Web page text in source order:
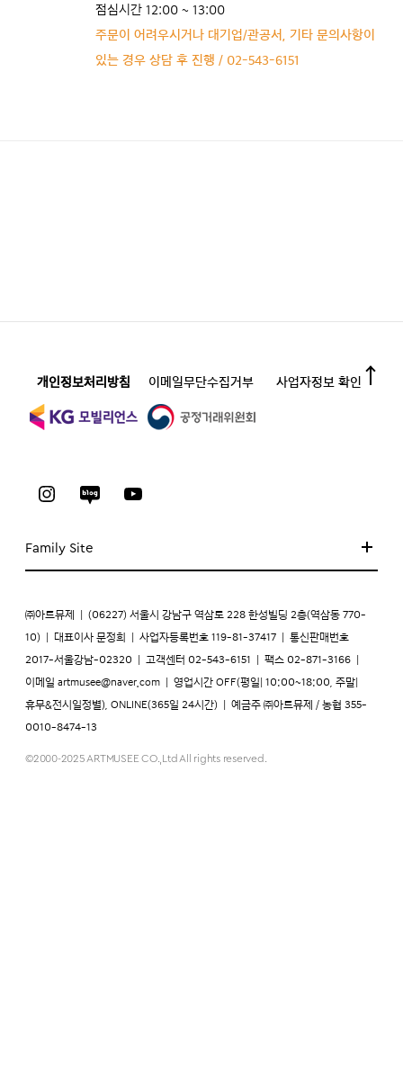
점심시간 12:00 ~ 13:00
주문이 어려우시거나 대기업/관공서, 기타 문의사항이
있는 경우 상담 후 진행 / 02-543-6151
Family Site
개인정보처리방침 이메일무단수집거부 사업자정보 확인
㈜아트뮤제 (06227) 서울시 강남구 역삼로 228 한성빌딩 2층(역삼동 770-
10) 대표이사 문정희 사업자등록번호 119-81-37417 통신판매번호
2017-서울강남-02320 고객센터 02-543-6151 팩스 02-871-3166
이메일 artmusee@naver.com 영업시간 OFF(평일| 10:00~18:00, 주말|
휴무&전시일정별), ONLINE(365일 24시간) 예금주 ㈜아트뮤제 / 농협 355-
0010-8474-13
©2000-2025 ARTMUSEE CO.,Ltd All rights reserved.